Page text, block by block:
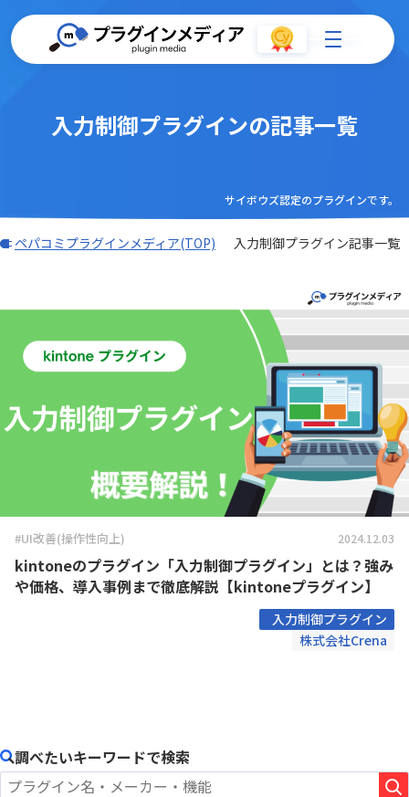
入力制御プラグインの記事一覧
サイボウズ認定のプラグインです。
ペパコミプラグインメディア(TOP) 入力制御プラグイン記事一覧
#UI改善(操作性向上) 2024.12.03
kintoneのプラグイン「入力制御プラグイン」とは？強み
や価格、導入事例まで徹底解説【kintoneプラグイン】
入力制御プラグイン
株式会社Crena
調べたいキーワードで検索